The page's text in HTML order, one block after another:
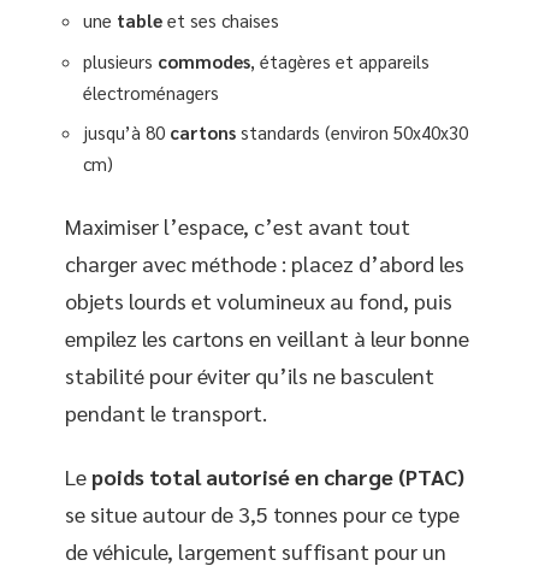
une table et ses chaises
plusieurs commodes , étagères et appareils
électroménagers
jusqu’à 80 cartons standards (environ 50x40x30
cm)
Maximiser l’espace, c’est avant tout
charger avec méthode : placez d’abord les
objets lourds et volumineux au fond, puis
empilez les cartons en veillant à leur bonne
stabilité pour éviter qu’ils ne basculent
pendant le transport.
Le poids total autorisé en charge (PTAC)
se situe autour de 3,5 tonnes pour ce type
de véhicule, largement suffisant pour un